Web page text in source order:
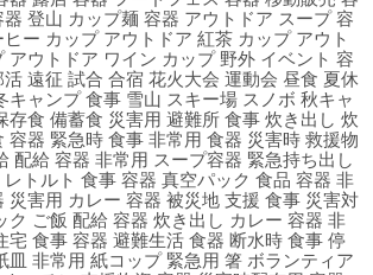
登山 カップ麺 容器 アウトドア スープ 容
ー カップ アウトドア 紅茶 カップ アウト
アウトドア ワイン カップ 野外 イベント 容
遠征 試合 合宿 花火大会 運動会 昼食 夏休
キャンプ 食事 雪山 スキー場 スノボ 秋キャ
存食 備蓄食 災害用 避難所 食事 炊き出し 炊
容器 緊急時 食事 非常用 食器 災害時 救援物
配給 容器 非常用 スープ容器 緊急持ち出し
トルト 食事 容器 真空パック 食品 容器 非
災害用 カレー 容器 被災地 支援 食事 災害対
ク ご飯 配給 容器 炊き出し カレー 容器 非
宅 食事 容器 避難生活 食器 断水時 食事 停
皿 非常用 紙コップ 緊急用 箸 ボランティア